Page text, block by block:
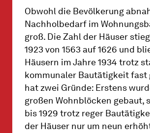
Obwohl die Bevölkerung
Nachholbedarf im
groß. Die Zahl der Häuser
1923 von 1563 auf 1626 und
Häusern im Jahre 1934 trotz
kommunaler Bautätigkeit fast
hat zwei Gründe: Erstens
großen Wohnblöcken gebaut,
bis 1929 trotz reger
der Häuser nur um neun